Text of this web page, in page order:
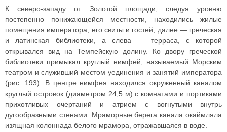
К северо-западу от Золотой площади, следуя уровню
постепенно понижающейся местности, находились жилые
помещения императора, его свиты и гостей, далее — греческая
и латинская библиотеки, а слева — терраса, с которой
открывался вид на Темпейскую долину. Ко двору греческой
библиотеки примыкал круглый нимфей, называемый Морским
театром и служивший местом уединения и занятий императора
(рис. 193). В центре нимфея находился окруженный каналом
круглый островок (диаметром 24,5 м) с комнатами и портиками
прихотливых очертаний и атрием с вогнутыми внутрь
дугообразными стенами. Мраморные берега канала окаймляла
изящная колоннада белого мрамора, отражавшаяся в воде.